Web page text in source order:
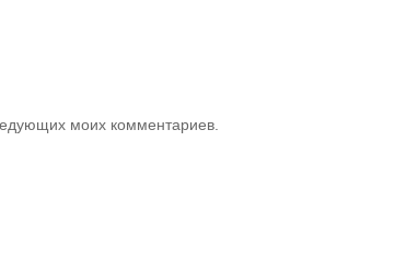
моих комментариев.